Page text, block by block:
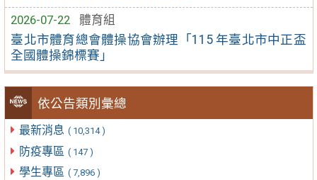
2026-07-22
體育組
臺北市體育總會體操協會辦理「115 年臺北市中正盃
全國體操錦標賽」
依公告類別彙總
最新消息 ( 10,314 )
防疫專區 ( 147 )
學生專區 ( 7,896 )